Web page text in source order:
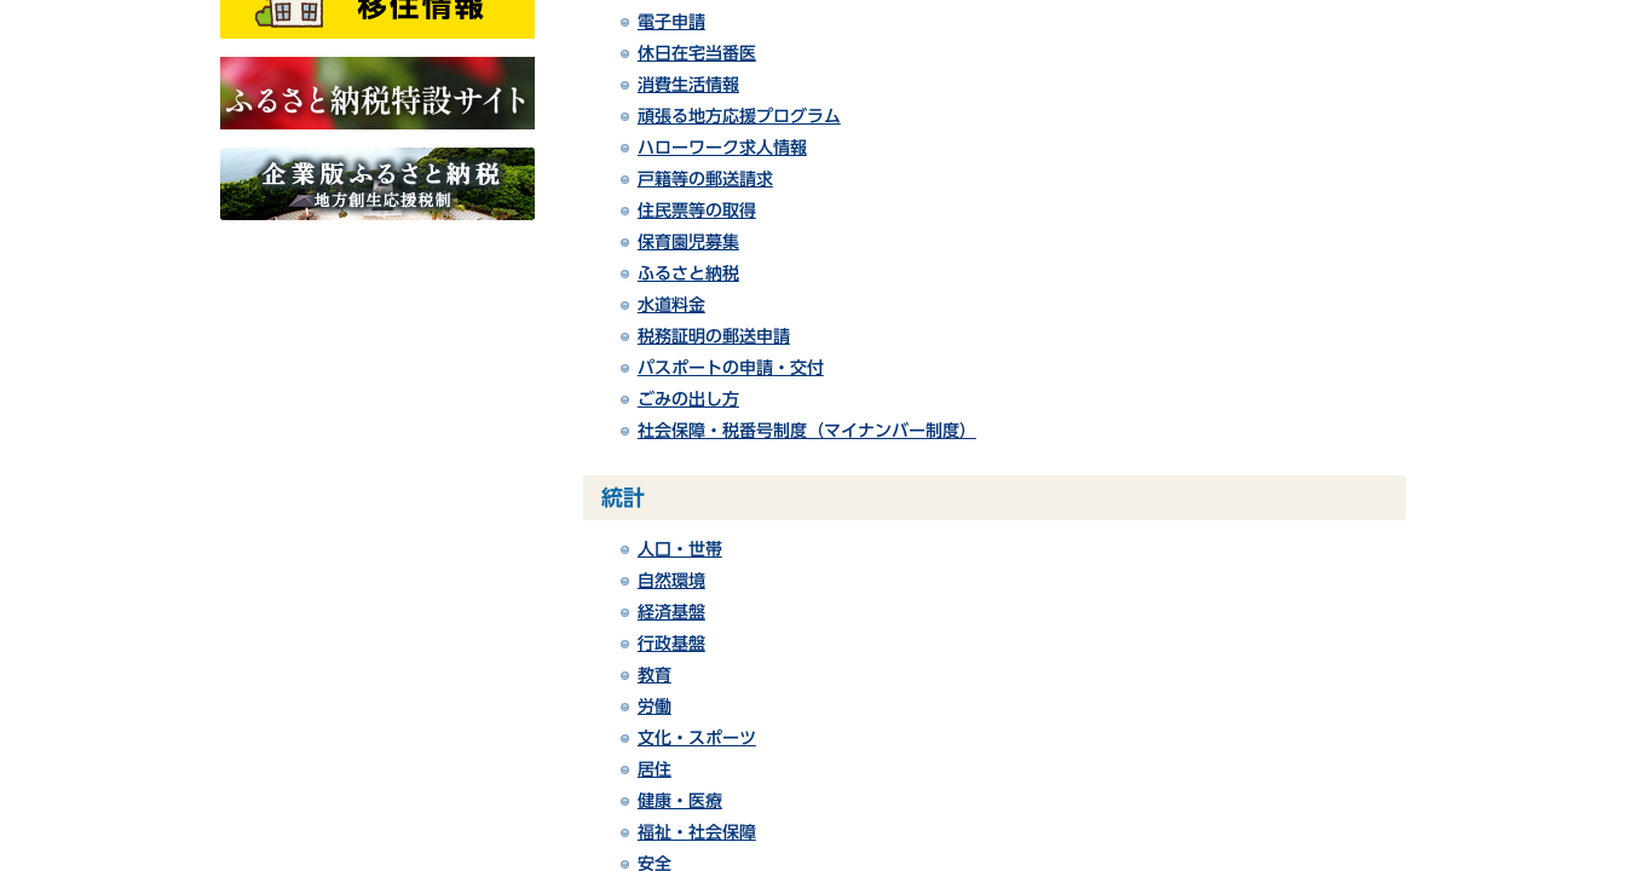
電子申請
休日在宅当番医
消費生活情報
頑張る地方応援プログラム
ハローワーク求人情報
戸籍等の郵送請求
住民票等の取得
保育園児募集
ふるさと納税
水道料金
税務証明の郵送申請
パスポートの申請・交付
ごみの出し方
社会保障・税番号制度（マイナンバー制度）
統計
人口・世帯
自然環境
経済基盤
行政基盤
教育
労働
文化・スポーツ
居住
健康・医療
福祉・社会保障
安全